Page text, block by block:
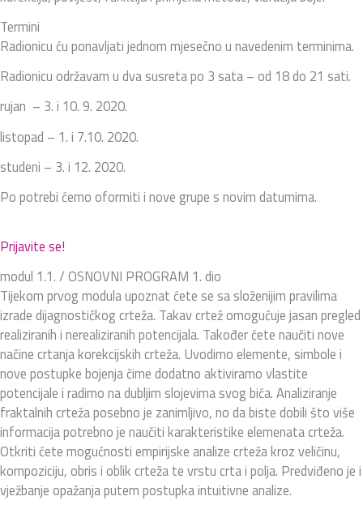
Termini
Radionicu ću ponavljati jednom mjesečno u navedenim terminima.
Radionicu održavam u dva susreta po 3 sata – od 18 do 21 sati.
rujan – 3. i 10. 9. 2020.
listopad – 1. i 7.10. 2020.
studeni – 3. i 12. 2020.
Po potrebi ćemo oformiti i nove grupe s novim datumima.
Prijavite se!
modul 1.1. / OSNOVNI PROGRAM 1. dio
Tijekom prvog modula upoznat ćete se sa složenijim pravilima
izrade dijagnostičkog crteža. Takav crtež omogućuje jasan pregled
realiziranih i nerealiziranih potencijala. Također ćete naučiti nove
načine crtanja korekcijskih crteža. Uvodimo elemente, simbole i
nove postupke bojenja čime dodatno aktiviramo vlastite
potencijale i radimo na dubljim slojevima svog bića. Analiziranje
fraktalnih crteža posebno je zanimljivo, no da biste dobili što više
informacija potrebno je naučiti karakteristike elemenata crteža.
Otkriti ćete mogućnosti empirijske analize crteža kroz veličinu,
kompoziciju, obris i oblik crteža te vrstu crta i polja. Predviđeno je i
vježbanje opažanja putem postupka intuitivne analize.